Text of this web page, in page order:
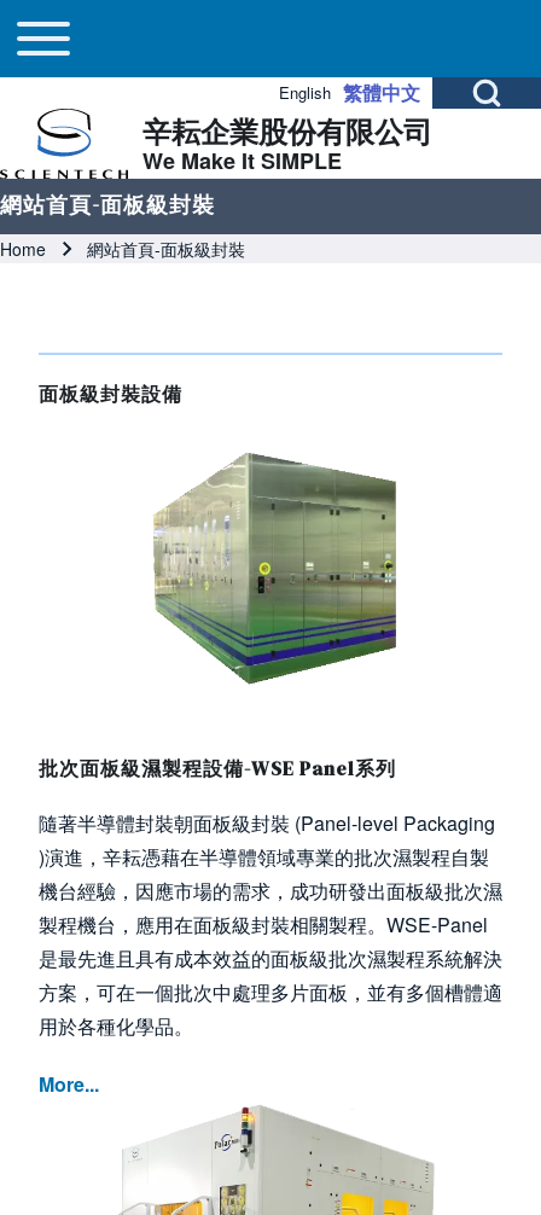
Skip to header
Skip to main navigation
Skip to main content
Close search
Search
Main navigation
Toggle main menu
Open Search
English 繁體中文
辛耘企業股份有限公司
We Make It SIMPLE
網站首頁-面板級封裝
Breadcrumb
Home 網站首頁-面板級封裝
面板級封裝設備
批次面板級濕製程設備-WSE Panel系列
隨著半導體封裝朝面板級封裝 (Panel-level Packaging
)演進，辛耘憑藉在半導體領域專業的批次濕製程自製
機台經驗，因應市場的需求，成功研發出面板級批次濕
製程機台，應用在面板級封裝相關製程。WSE-Panel
是最先進且具有成本效益的面板級批次濕製程系統解決
方案，可在一個批次中處理多片面板，並有多個槽體適
用於各種化學品。
More...